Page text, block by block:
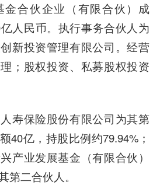
金合伙企业（有限合伙）成
人民币。执行事务合伙人为
新投资管理有限公司。经营
；股权投资、私募股权投资
寿保险股份有限公司为其第
40亿，持股比例约79.94%；
产业发展基金（有限合伙）
第二合伙人。